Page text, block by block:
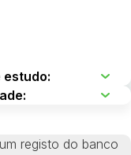
registo do banco